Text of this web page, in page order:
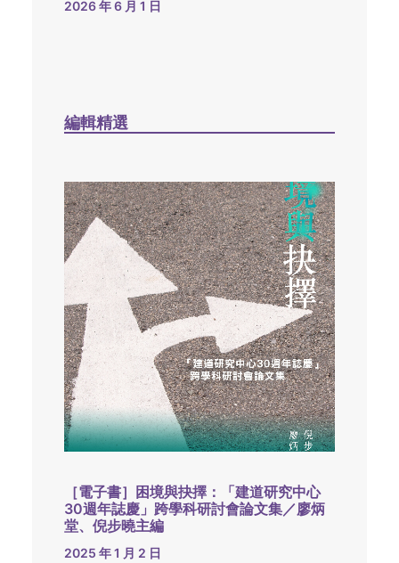
2026 年 6 月 1 日
編輯精選
［電子書］困境與抉擇：「建道研究中心
30週年誌慶」跨學科研討會論文集／廖炳
堂、倪步曉主編
2025 年 1 月 2 日